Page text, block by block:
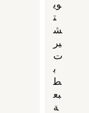
وي
ت
ش
ير
ت
ب
ط
بع
ة